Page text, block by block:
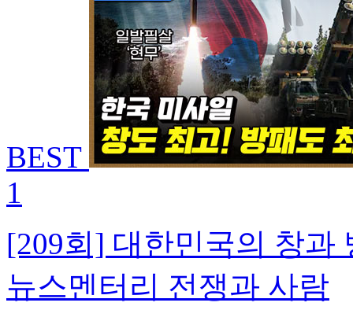
BEST
1
[209회] 대한민국의 창과
뉴스멘터리 전쟁과 사람